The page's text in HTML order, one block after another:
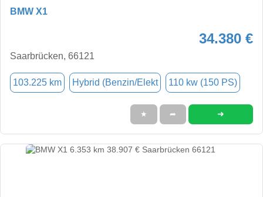
BMW X1
34.380 €
Saarbrücken, 66121
103.225 km Hybrid (Benzin/Elekt 110 kw (150 PS)
★ ➦ ➜